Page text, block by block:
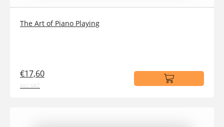
The Art of Piano Playing
€17,60
incl. VAT